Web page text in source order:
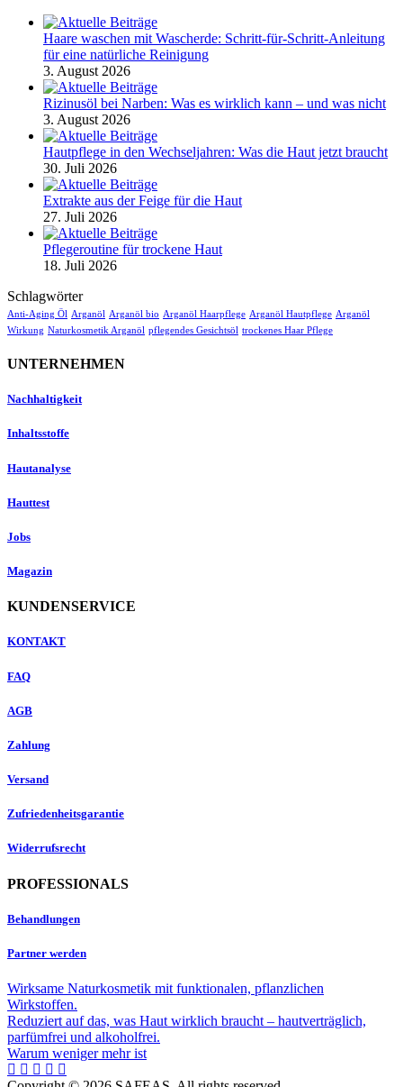
Haare waschen mit Wascherde: Schritt-für-Schritt-Anleitung
für eine natürliche Reinigung
3. August 2026
Rizinusöl bei Narben: Was es wirklich kann – und was nicht
3. August 2026
Hautpflege in den Wechseljahren: Was die Haut jetzt braucht
30. Juli 2026
Extrakte aus der Feige für die Haut
27. Juli 2026
Pflegeroutine für trockene Haut
18. Juli 2026
Schlagwörter
Anti-Aging Öl Arganöl Arganöl bio Arganöl Haarpflege Arganöl Hautpflege Arganöl
Wirkung Naturkosmetik Arganöl pflegendes Gesichtsöl trockenes Haar Pflege
UNTERNEHMEN
Nachhaltigkeit
Inhaltsstoffe
Hautanalyse
Hauttest
Jobs
Magazin
KUNDENSERVICE
KONTAKT
FAQ
AGB
Zahlung
Versand
Zufriedenheitsgarantie
Widerrufsrecht
PROFESSIONALS
Behandlungen
Partner werden
Wirksame Naturkosmetik mit funktionalen, pflanzlichen
Wirkstoffen.
Reduziert auf das, was Haut wirklich braucht – hautverträglich,
parfümfrei und alkoholfrei.
Warum weniger mehr ist